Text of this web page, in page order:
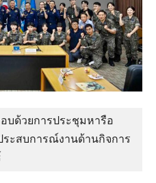
ระสบการณ์งานด้านกิจการ